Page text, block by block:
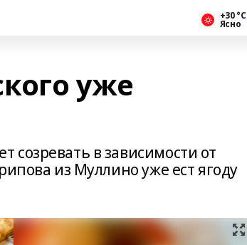
+30 °С
Ясно
уже
созревать в зависимости от
из Муллино уже ест ягоду